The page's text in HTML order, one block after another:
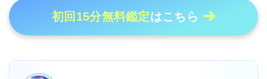
初回15分無料鑑定はこちら